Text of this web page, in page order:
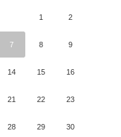
1 2
7 8 9
14 15 16
21 22 23
28 29 30